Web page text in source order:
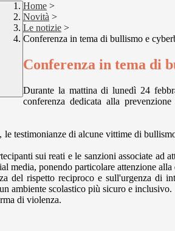
Home >
Novità >
Le notizie >
Conferenza in tema di bullismo e
Conferenza in tema di
Durante la mattina di lunedì 24
conferenza dedicata alla
testimonianze di alcune vittime di
sui reati e le sanzioni associate
media, ponendo particolare attenzione
del rispetto reciproco e sull'urgenza di
ambiente scolastico più sicuro e inclusivo.
di violenza.